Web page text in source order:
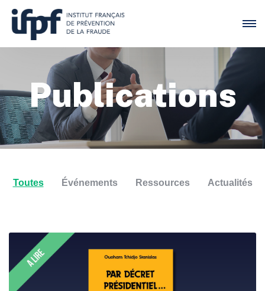
Publications
Toutes Événements Ressources Actualités